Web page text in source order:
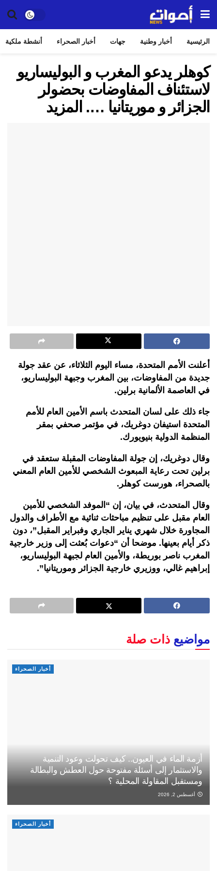
الرئيسية أخبار وطنية جهات أخبار الصحراء أنشطة ملكية
كوهلر يدعو المغرب و البوليساريو
لاستئناف المفاوضات بحضولر
الجزائر و موريتانيا …. المزيد
أعلنت الأمم المتحدة، مساء اليوم الثلاثاء، عن عقد جولة
جديدة من المفاوضات، بين المغرب وجبهة البوليساريو،
في العاصمة الألمانية برلين.
جاء ذلك على لسان المتحدث باسم الأمين العام للأمم
المتحدة استيفان دوغريك، في مؤتمر صحفي بمقر
المنظمة الدولية بنيويورك.
وقال دوغريك، إن جولة المفاوضات المقبلة ستعقد في
برلين تحت رعاية المبعوث الشخصي للأمين العام المعني
بالصحراء، هورست كوهلر.
وقال المتحدث، في بيان، إن “الموفد الشخصي للأمين
العام مقبل على تنظيم مباحثات ثنائية مع الأطراف والدول
المجاورة خلال شهري يناير الجاري وفبراير المقبل”، دون
ذكر أيام بعينها. موضحا أن “دعوات بُعثت إلى وزير خارجية
المغرب ناصر بوريطة، والأمين العام لجبهة البوليساريو،
إبراهيم غالي، ووزيري خارجية الجزائر وموريتانيا”.
مواضيع ذات صلة
أخبار الصحراء
أزمة الماء في العيون.. كيف تحولت وعود التنمية
والاستثمار إلى أسئلة مفتوحة حول العطش والبطالة
ومستقبل المقاولة المحلية ؟
أغسطس 2, 2026
أخبار الصحراء